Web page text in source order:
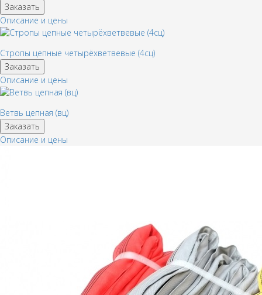
Заказать
Описание и цены
Стропы цепные четырёхветвевые (4сц)
Заказать
Описание и цены
Ветвь цепная (вц)
Заказать
Описание и цены